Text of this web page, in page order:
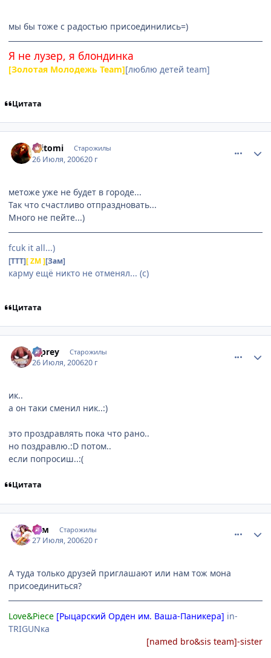
мы бы тоже с радостью присоединились=)
Я не лузер, я блондинка
[Золотая Молодежь Team][люблю детей team]
Цитата
.Hitomi Старожилы
26 Июля, 200620 г
метоже уже не будет в городе...
Так что счастливо отпраздновать...
Много не пейте...)
fcuk it all...)
[TTT][ ZM ][Зам]
карму ещё никто не отменял... (с)
Цитата
b-prey Старожилы
26 Июля, 200620 г
ик..
а он таки сменил ник..:)
это проздравлять пока что рано..
но поздравлю.:D потом..
если попросиш..:(
Цитата
Рэм Старожилы
27 Июля, 200620 г
А туда только друзей приглашают или нам тож мона
присоединиться?
Love&Piece [Рыцарский Орден им. Ваша-Паникера] in-
TRIGUNка
[named bro&sis team]-sister